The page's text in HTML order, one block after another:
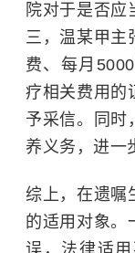
院对于是否应
三，温某甲主
费、每月
疗相关费用的
予采信。同时
养义务，进一
综上，在遗嘱
的适用对象。
误，法律适